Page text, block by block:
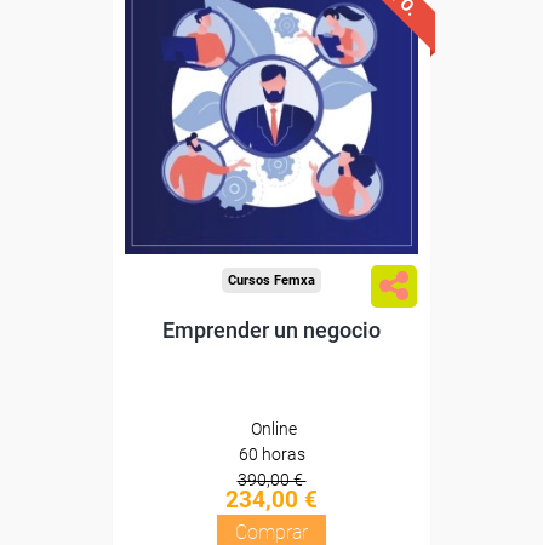
Descuentos especiales
Sin requisitos de acceso
Diploma
Compra segura
Cursos Femxa
Emprender un negocio
Online
60 horas
390,00 €
234,00 €
Comprar